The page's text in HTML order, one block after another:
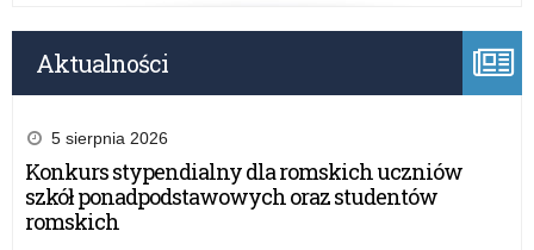
Aktualności
5 sierpnia 2026
Konkurs stypendialny dla romskich uczniów
szkół ponadpodstawowych oraz studentów
romskich